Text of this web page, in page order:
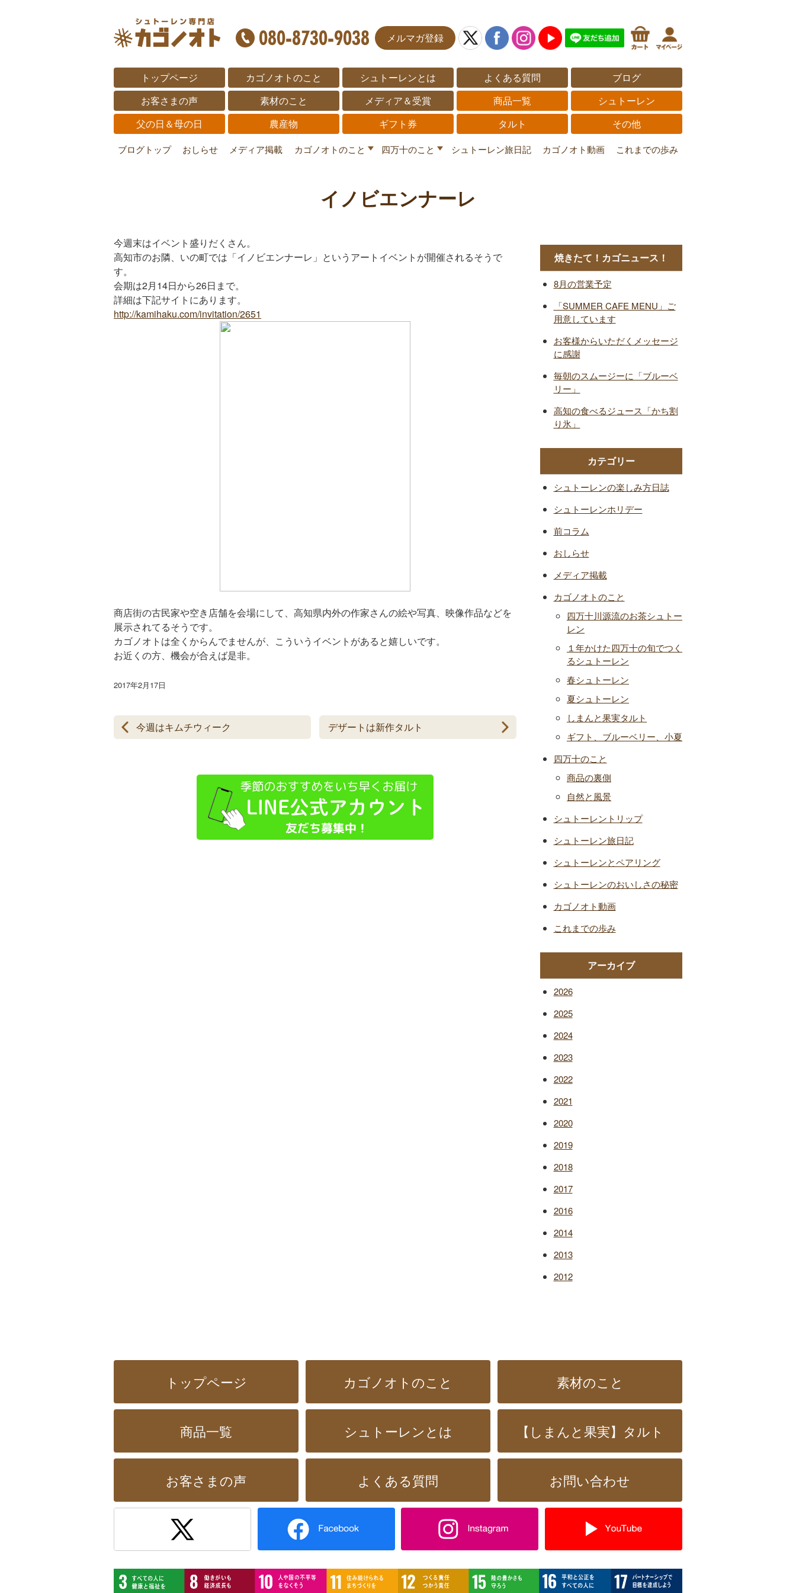
メルマガ登録
トップページ カゴノオトのこと シュトーレンとは よくある質問
ブログ
お客さまの声
素材のこと メディア＆受賞 商品一覧
シュトーレン
父の日＆母の日
農産物 ギフト券 タルト その他
ブログトップ おしらせ メディア掲載 カゴノオトのこと 四万十のこと シュトーレン旅日記 カゴノオト動画 これまでの歩み
イノビエンナーレ
今週末はイベント盛りだくさん。
高知市のお隣、いの町では「イノビエンナーレ」というアートイベントが開催されるそうで
す。
会期は2月14日から26日まで。
詳細は下記サイトにあります。
http://kamihaku.com/invitation/2651
商店街の古民家や空き店舗を会場にして、高知県内外の作家さんの絵や写真、映像作品などを
展示されてるそうです。
カゴノオトは全くからんでませんが、こういうイベントがあると嬉しいです。
お近くの方、機会が合えば是非。
2017年2月17日
今週はキムチウィーク デザートは新作タルト
焼きたて！カゴニュース！
8月の営業予定
「SUMMER CAFE MENU」ご
用意しています
お客様からいただくメッセージ
に感謝
毎朝のスムージーに「ブルーベ
リー」
高知の食べるジュース「かち割
り氷」
カテゴリー
シュトーレンの楽しみ方日誌
シュトーレンホリデー
前コラム
おしらせ
メディア掲載
カゴノオトのこと
四万十川源流のお茶シュトー
レン
１年かけた四万十の旬でつく
るシュトーレン
春シュトーレン
夏シュトーレン
しまんと果実タルト
ギフト、ブルーベリー、小夏
四万十のこと
商品の裏側
自然と風景
シュトーレントリップ
シュトーレン旅日記
シュトーレンとペアリング
シュトーレンのおいしさの秘密
カゴノオト動画
これまでの歩み
アーカイブ
2026
2025
2024
2023
2022
2021
2020
2019
2018
2017
2016
2014
2013
2012
トップページ カゴノオトのこと 素材のこと
商品一覧 シュトーレンとは 【しまんと果実】タルト
お客さまの声 よくある質問 お問い合わせ